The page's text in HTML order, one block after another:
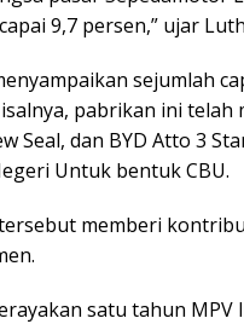
9,7 persen,” ujar
sejumlah
pabrikan ini
Seal, dan BYD Atto 3
Untuk bentuk CBU.
memberi
satu tahun MPV